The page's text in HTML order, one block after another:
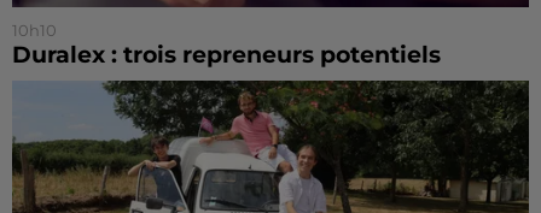
10h10
Duralex : trois repreneurs potentiels